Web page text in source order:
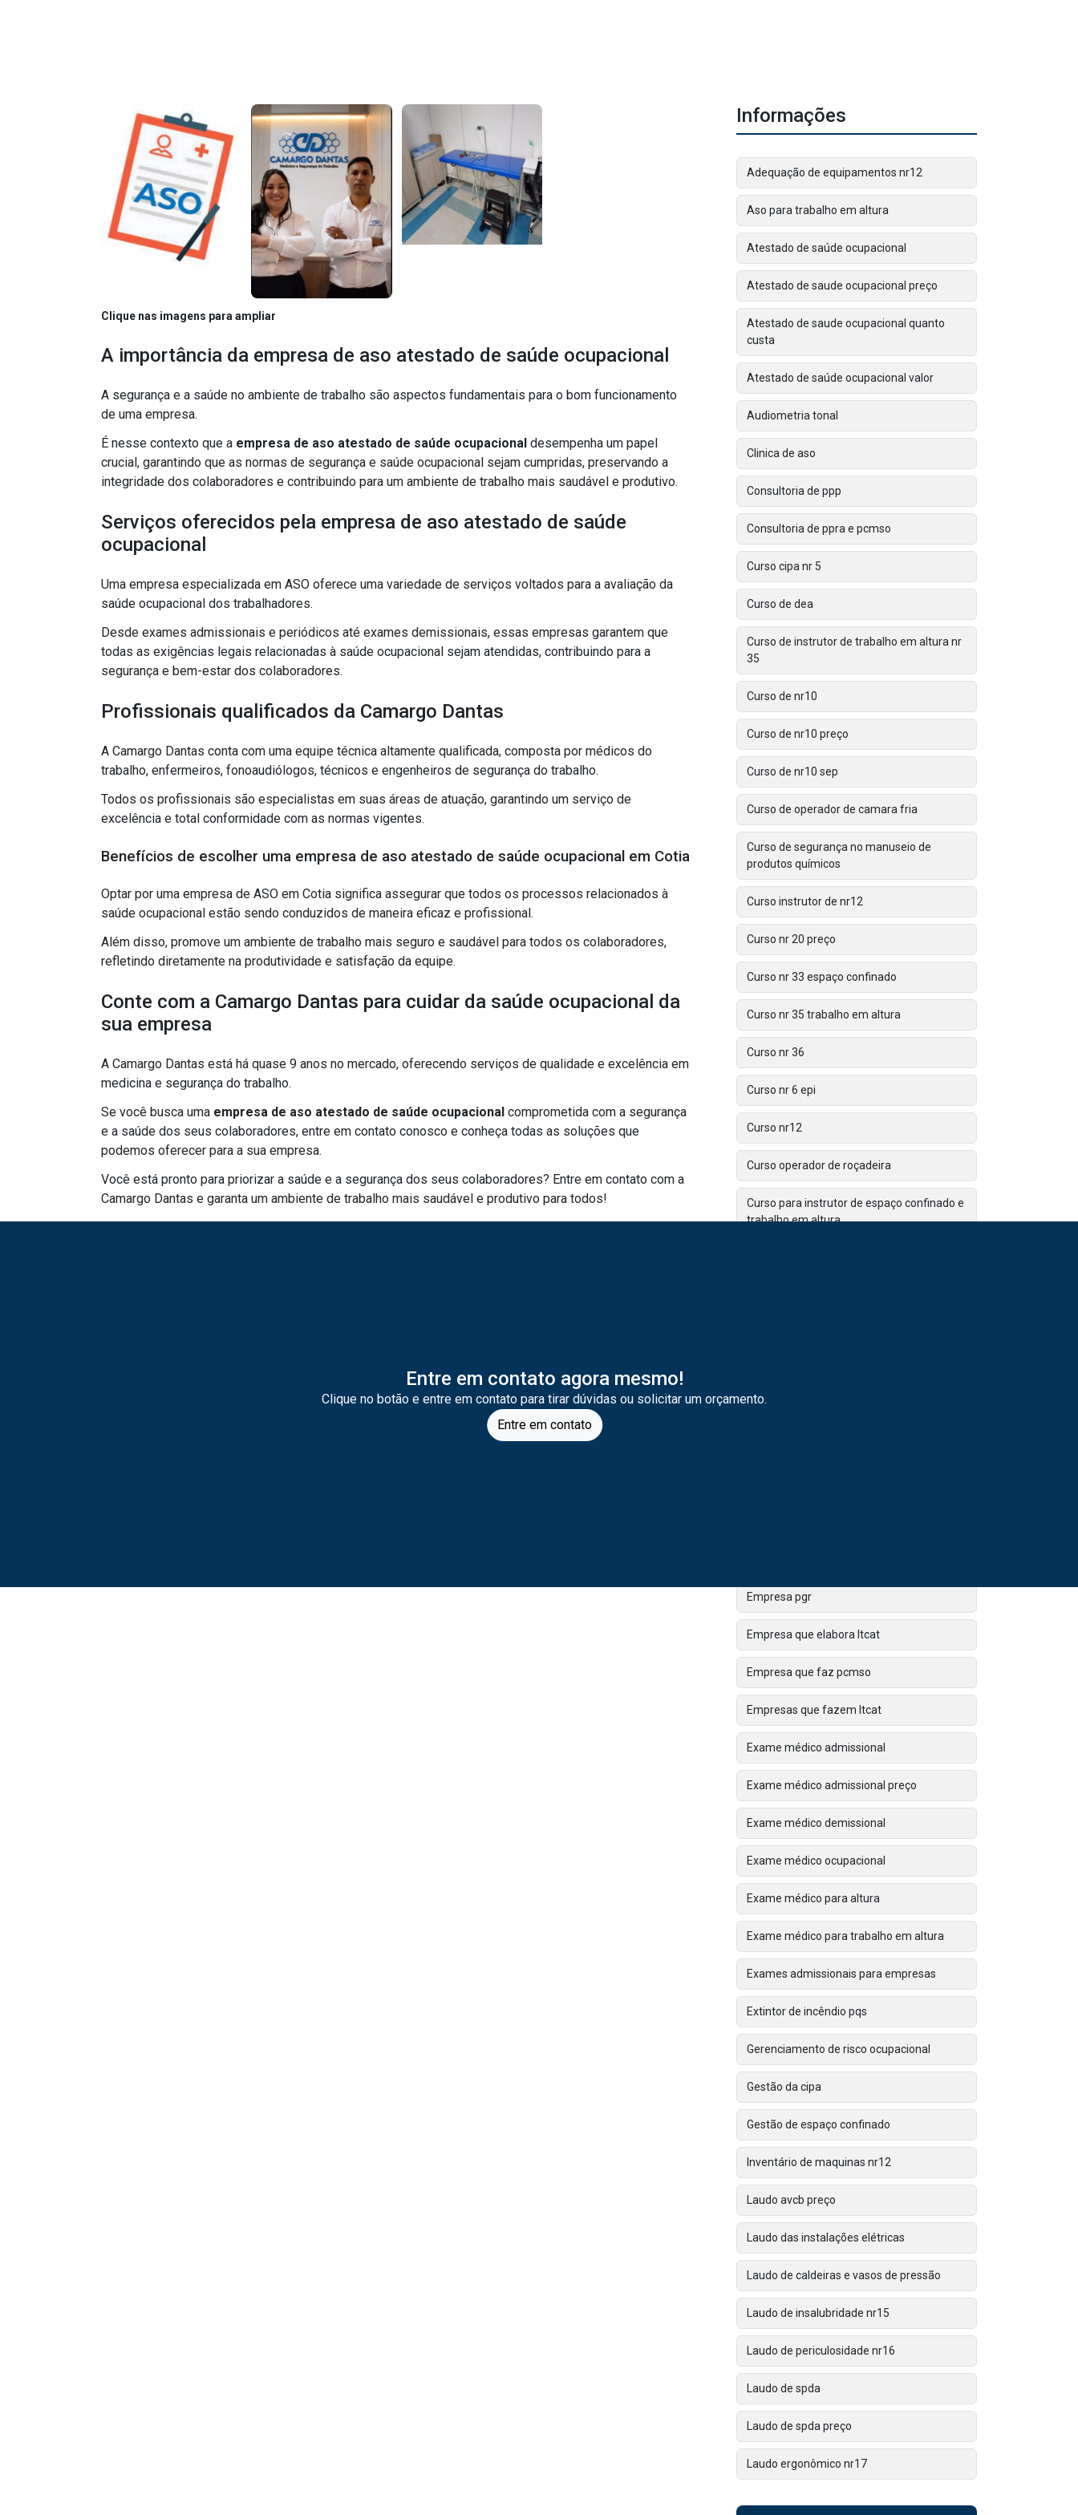
Clique nas imagens para ampliar
A importância da empresa de aso atestado de saúde ocupacional
A segurança e a saúde no ambiente de trabalho são aspectos fundamentais para o bom funcionamento
de uma empresa.
É nesse contexto que a empresa de aso atestado de saúde ocupacional desempenha um papel
crucial, garantindo que as normas de segurança e saúde ocupacional sejam cumpridas, preservando a
integridade dos colaboradores e contribuindo para um ambiente de trabalho mais saudável e produtivo.
Serviços oferecidos pela empresa de aso atestado de saúde
ocupacional
Uma empresa especializada em ASO oferece uma variedade de serviços voltados para a avaliação da
saúde ocupacional dos trabalhadores.
Desde exames admissionais e periódicos até exames demissionais, essas empresas garantem que
todas as exigências legais relacionadas à saúde ocupacional sejam atendidas, contribuindo para a
segurança e bem-estar dos colaboradores.
Profissionais qualificados da Camargo Dantas
A Camargo Dantas conta com uma equipe técnica altamente qualificada, composta por médicos do
trabalho, enfermeiros, fonoaudiólogos, técnicos e engenheiros de segurança do trabalho.
Todos os profissionais são especialistas em suas áreas de atuação, garantindo um serviço de
excelência e total conformidade com as normas vigentes.
Benefícios de escolher uma empresa de aso atestado de saúde ocupacional em Cotia
Optar por uma empresa de ASO em Cotia significa assegurar que todos os processos relacionados à
saúde ocupacional estão sendo conduzidos de maneira eficaz e profissional.
Além disso, promove um ambiente de trabalho mais seguro e saudável para todos os colaboradores,
refletindo diretamente na produtividade e satisfação da equipe.
Conte com a Camargo Dantas para cuidar da saúde ocupacional da
sua empresa
A Camargo Dantas está há quase 9 anos no mercado, oferecendo serviços de qualidade e excelência em
medicina e segurança do trabalho.
Se você busca uma empresa de aso atestado de saúde ocupacional comprometida com a segurança
e a saúde dos seus colaboradores, entre em contato conosco e conheça todas as soluções que
podemos oferecer para a sua empresa.
Você está pronto para priorizar a saúde e a segurança dos seus colaboradores? Entre em contato com a
Camargo Dantas e garanta um ambiente de trabalho mais saudável e produtivo para todos!
Entre em contato agora mesmo!
Clique no botão e entre em contato para tirar dúvidas ou solicitar um orçamento.
Entre em contato
Informações
Adequação de equipamentos nr12
Aso para trabalho em altura
Atestado de saúde ocupacional
Atestado de saude ocupacional preço
Atestado de saude ocupacional quanto
custa
Atestado de saúde ocupacional valor
Audiometria tonal
Clinica de aso
Consultoria de ppp
Consultoria de ppra e pcmso
Curso cipa nr 5
Curso de dea
Curso de instrutor de trabalho em altura nr
35
Curso de nr10
Curso de nr10 preço
Curso de nr10 sep
Curso de operador de camara fria
Curso de segurança no manuseio de
produtos químicos
Curso instrutor de nr12
Curso nr 20 preço
Curso nr 33 espaço confinado
Curso nr 35 trabalho em altura
Curso nr 36
Curso nr 6 epi
Curso nr12
Curso operador de roçadeira
Curso para instrutor de espaço confinado e
trabalho em altura
Empresa pgr
Empresa que elabora ltcat
Empresa que faz pcmso
Empresas que fazem ltcat
Exame médico admissional
Exame médico admissional preço
Exame médico demissional
Exame médico ocupacional
Exame médico para altura
Exame médico para trabalho em altura
Exames admissionais para empresas
Extintor de incêndio pqs
Gerenciamento de risco ocupacional
Gestão da cipa
Gestão de espaço confinado
Inventário de maquinas nr12
Laudo avcb preço
Laudo das instalações elétricas
Laudo de caldeiras e vasos de pressão
Laudo de insalubridade nr15
Laudo de periculosidade nr16
Laudo de spda
Laudo de spda preço
Laudo ergonômico nr17